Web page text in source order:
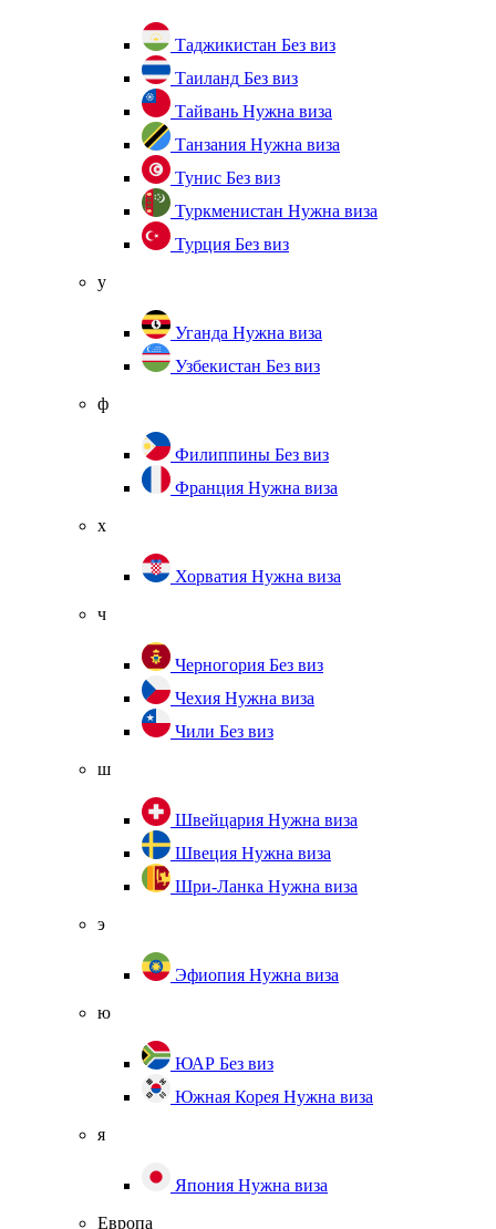
Таджикистан Без виз
Таиланд Без виз
Тайвань Нужна виза
Танзания Нужна виза
Тунис Без виз
Туркменистан Нужна виза
Турция Без виз
у
Уганда Нужна виза
Узбекистан Без виз
ф
Филиппины Без виз
Франция Нужна виза
х
Хорватия Нужна виза
ч
Черногория Без виз
Чехия Нужна виза
Чили Без виз
ш
Швейцария Нужна виза
Швеция Нужна виза
Шри-Ланка Нужна виза
э
Эфиопия Нужна виза
ю
ЮАР Без виз
Южная Корея Нужна виза
я
Япония Нужна виза
Европа